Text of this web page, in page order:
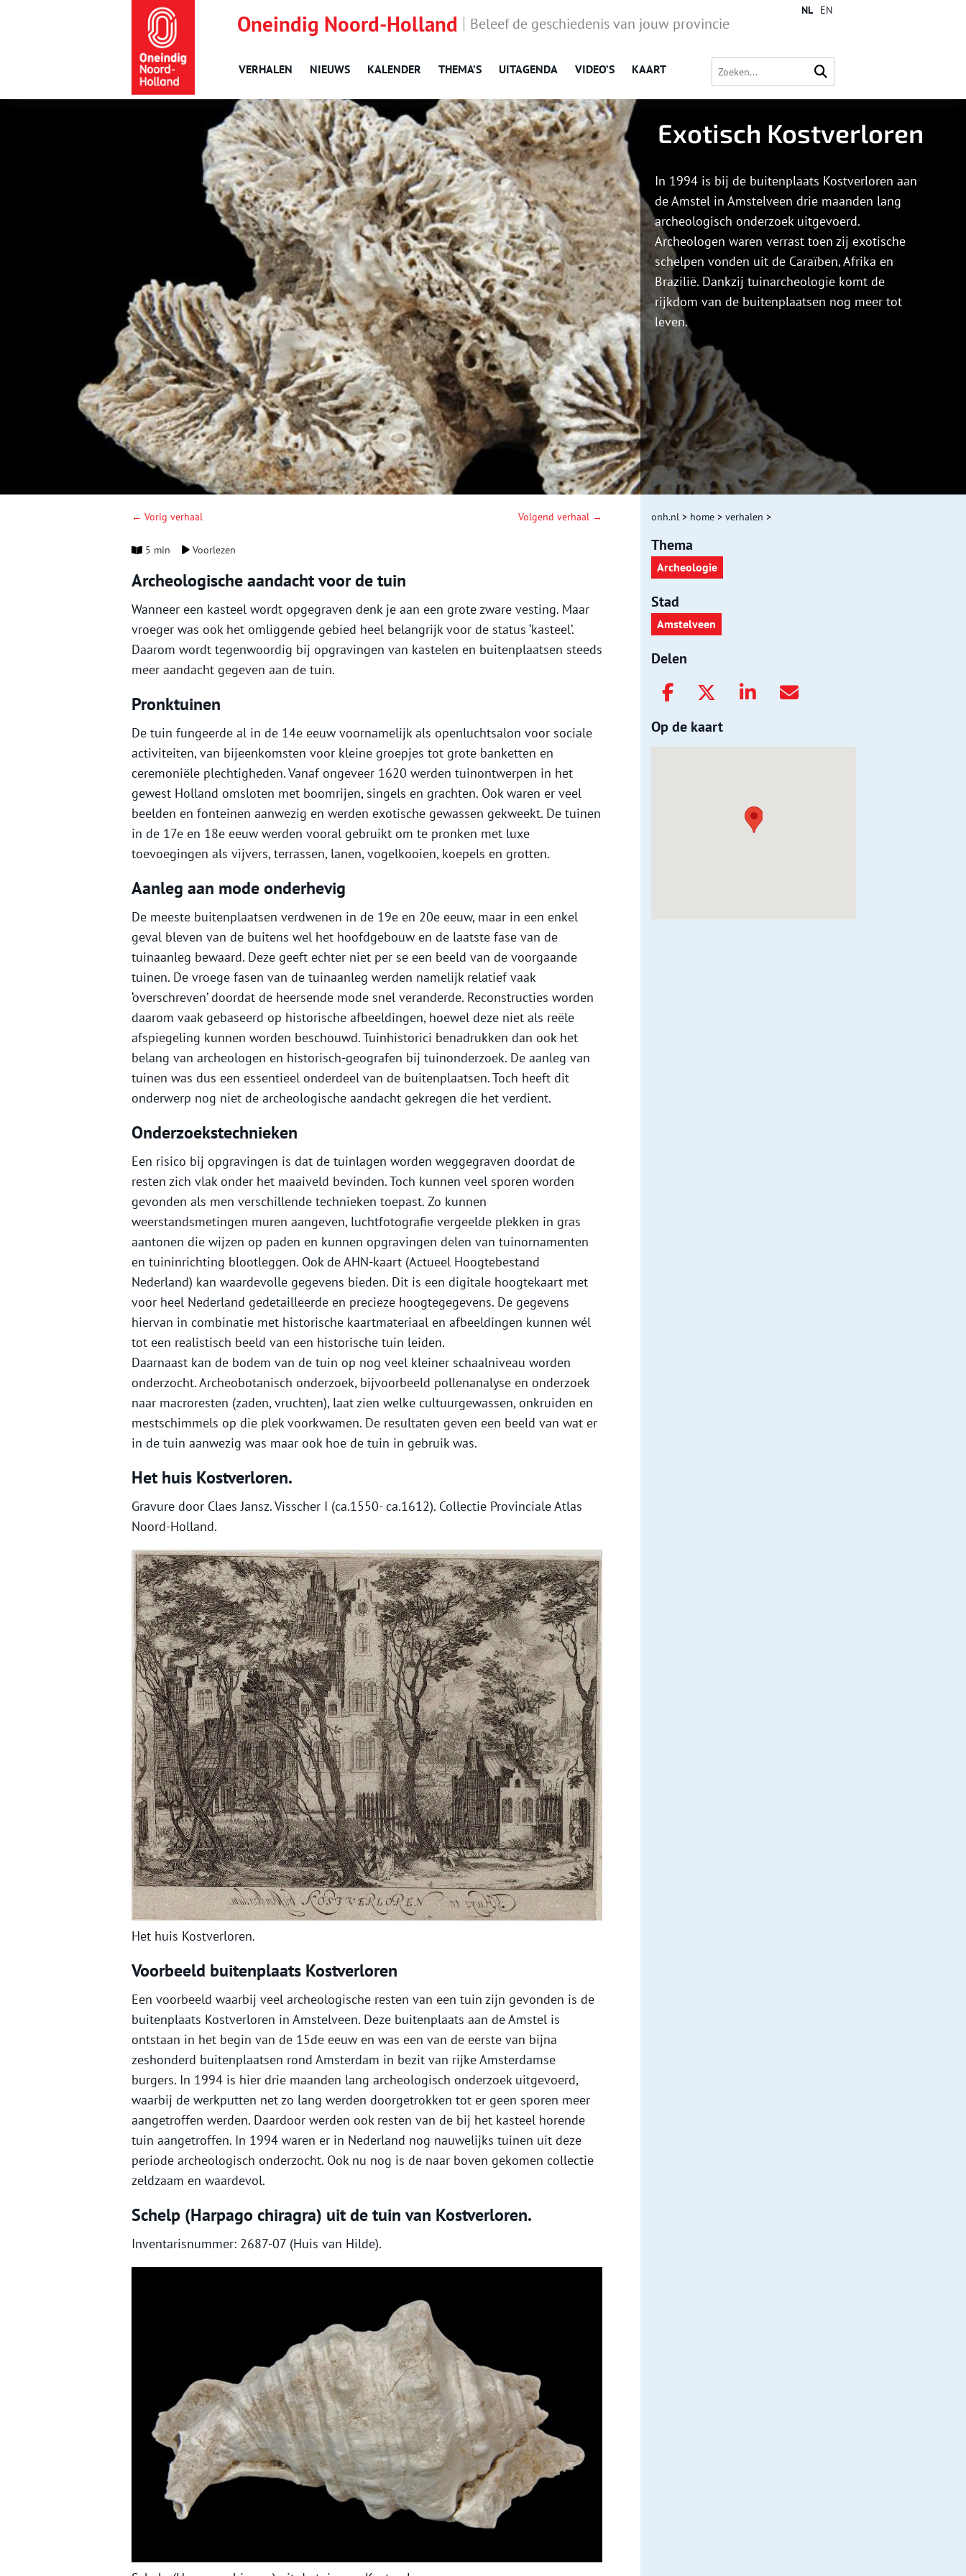
Oneindig Noord-Holland Beleef de geschiedenis van jouw provincie
VERHALEN NIEUWS KALENDER THEMA’S UITAGENDA VIDEO’S KAART
NL EN
Exotisch Kostverloren
In 1994 is bij de buitenplaats Kostverloren aan
de Amstel in Amstelveen drie maanden lang
archeologisch onderzoek uitgevoerd.
Archeologen waren verrast toen zij exotische
schelpen vonden uit de Caraïben, Afrika en
Brazilië. Dankzij tuinarcheologie komt de
rijkdom van de buitenplaatsen nog meer tot
leven.
← Vorig verhaal Volgend verhaal →
5 min Voorlezen
Archeologische aandacht voor de tuin
Wanneer een kasteel wordt opgegraven denk je aan een grote zware vesting. Maar
vroeger was ook het omliggende gebied heel belangrijk voor de status ‘kasteel’.
Daarom wordt tegenwoordig bij opgravingen van kastelen en buitenplaatsen steeds
meer aandacht gegeven aan de tuin.
Pronktuinen
De tuin fungeerde al in de 14e eeuw voornamelijk als openluchtsalon voor sociale
activiteiten, van bijeenkomsten voor kleine groepjes tot grote banketten en
ceremoniële plechtigheden. Vanaf ongeveer 1620 werden tuinontwerpen in het
gewest Holland omsloten met boomrijen, singels en grachten. Ook waren er veel
beelden en fonteinen aanwezig en werden exotische gewassen gekweekt. De tuinen
in de 17e en 18e eeuw werden vooral gebruikt om te pronken met luxe
toevoegingen als vijvers, terrassen, lanen, vogelkooien, koepels en grotten.
Aanleg aan mode onderhevig
De meeste buitenplaatsen verdwenen in de 19e en 20e eeuw, maar in een enkel
geval bleven van de buitens wel het hoofdgebouw en de laatste fase van de
tuinaanleg bewaard. Deze geeft echter niet per se een beeld van de voorgaande
tuinen. De vroege fasen van de tuinaanleg werden namelijk relatief vaak
‘overschreven’ doordat de heersende mode snel veranderde. Reconstructies worden
daarom vaak gebaseerd op historische afbeeldingen, hoewel deze niet als reële
afspiegeling kunnen worden beschouwd. Tuinhistorici benadrukken dan ook het
belang van archeologen en historisch-geografen bij tuinonderzoek. De aanleg van
tuinen was dus een essentieel onderdeel van de buitenplaatsen. Toch heeft dit
onderwerp nog niet de archeologische aandacht gekregen die het verdient.
Onderzoekstechnieken
Een risico bij opgravingen is dat de tuinlagen worden weggegraven doordat de
resten zich vlak onder het maaiveld bevinden. Toch kunnen veel sporen worden
gevonden als men verschillende technieken toepast. Zo kunnen
weerstandsmetingen muren aangeven, luchtfotografie vergeelde plekken in gras
aantonen die wijzen op paden en kunnen opgravingen delen van tuinornamenten
en tuininrichting blootleggen. Ook de AHN-kaart (Actueel Hoogtebestand
Nederland) kan waardevolle gegevens bieden. Dit is een digitale hoogtekaart met
voor heel Nederland gedetailleerde en precieze hoogtegegevens. De gegevens
hiervan in combinatie met historische kaartmateriaal en afbeeldingen kunnen wél
tot een realistisch beeld van een historische tuin leiden.
Daarnaast kan de bodem van de tuin op nog veel kleiner schaalniveau worden
onderzocht. Archeobotanisch onderzoek, bijvoorbeeld pollenanalyse en onderzoek
naar macroresten (zaden, vruchten), laat zien welke cultuurgewassen, onkruiden en
mestschimmels op die plek voorkwamen. De resultaten geven een beeld van wat er
in de tuin aanwezig was maar ook hoe de tuin in gebruik was.
Het huis Kostverloren.
Gravure door Claes Jansz. Visscher I (ca.1550- ca.1612). Collectie Provinciale Atlas
Noord-Holland.
Het huis Kostverloren.
Voorbeeld buitenplaats Kostverloren
Een voorbeeld waarbij veel archeologische resten van een tuin zijn gevonden is de
buitenplaats Kostverloren in Amstelveen. Deze buitenplaats aan de Amstel is
ontstaan in het begin van de 15de eeuw en was een van de eerste van bijna
zeshonderd buitenplaatsen rond Amsterdam in bezit van rijke Amsterdamse
burgers. In 1994 is hier drie maanden lang archeologisch onderzoek uitgevoerd,
waarbij de werkputten net zo lang werden doorgetrokken tot er geen sporen meer
aangetroffen werden. Daardoor werden ook resten van de bij het kasteel horende
tuin aangetroffen. In 1994 waren er in Nederland nog nauwelijks tuinen uit deze
periode archeologisch onderzocht. Ook nu nog is de naar boven gekomen collectie
zeldzaam en waardevol.
Schelp (Harpago chiragra) uit de tuin van Kostverloren.
Inventarisnummer: 2687-07 (Huis van Hilde).
onh.nl > home > verhalen >
Thema
Archeologie
Stad
Amstelveen
Delen
Op de kaart